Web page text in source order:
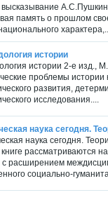
высказывание
память о прошлом
характера,...
истории
истории 2-е изд.,
проблемы истории
развития,
исследования....
наука сегодня.
наука сегодня.
рассматриваются
расширением
социально-